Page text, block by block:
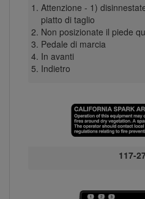
Attenzione - 1)
piatto di taglio
Non posizionate il piede
Pedale di marcia
In avanti
Indietro
117-